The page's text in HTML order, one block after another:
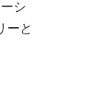
シ
ーと